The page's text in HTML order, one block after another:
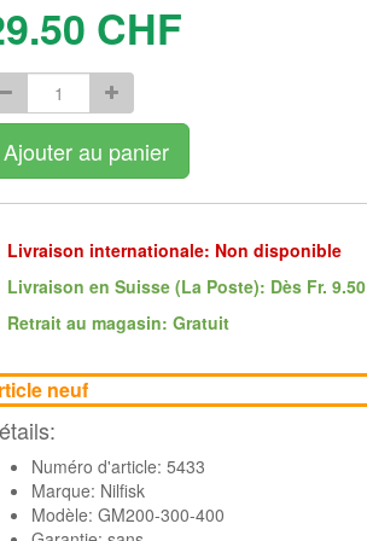
CHF
Ajouter au panier
Livraison internationale: Non disponible
Livraison en Suisse (La Poste): Dès Fr. 9.50
Retrait au magasin: Gratuit
neuf
Numéro d'article: 5433
Marque: Nilfisk
Modèle: GM200-300-400